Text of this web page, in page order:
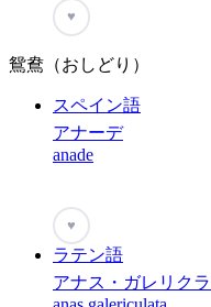
♥
鴛鴦（おしどり）
スペイン語
アナーデ
anade
♥
ラテン語
アナス・ガレリク